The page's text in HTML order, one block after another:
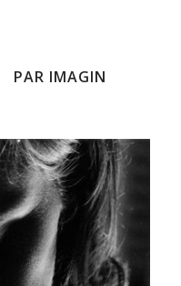
PAR IMAGIN